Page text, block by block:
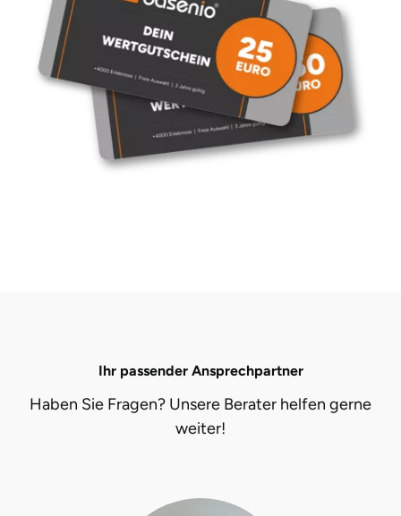
Ihr passender Ansprechpartner
Haben Sie Fragen? Unsere Berater helfen gerne
weiter!